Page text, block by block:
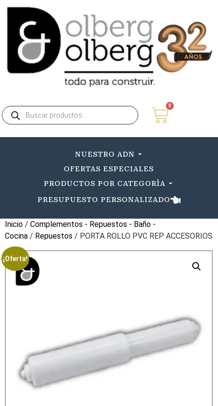
0
NUESTRO ADN
OFERTAS ESPECIALES
PRODUCTOS POR CATEGORÌA
PRESUPUESTO PERSONALIZADO
Inicio / Complementos - Repuestos - Baño -
Cocina / Repuestos / PORTA ROLLO PVC REP ACCESORIOS
¡Oferta!